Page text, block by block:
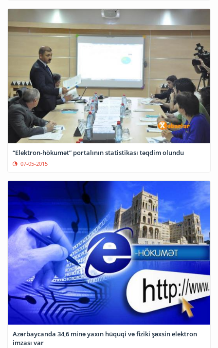
“Elektron-hökumət” portalının statistikası təqdim olundu
07-05-2015
Azərbaycanda 34,6 minə yaxın hüquqi və fiziki şəxsin elektron
imzası var